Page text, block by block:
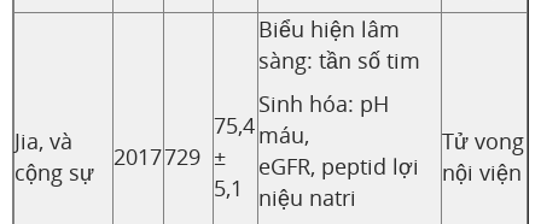
Jia, và
cộng sự
2017729
75,4
±
5,1
Biểu hiện lâm
sàng: tần số tim
Sinh hóa: pH
máu,
eGFR, peptid lợi
niệu natri
Tử vong
nội viện